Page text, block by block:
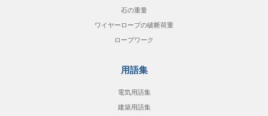
石の重量
ワイヤーロープの破断荷重
ロープワーク
用語集
電気用語集
建築用語集